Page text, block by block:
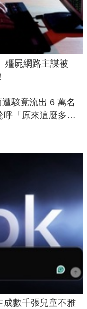
殭屍網路主謀被
遭駭竟流出 6 萬名
呼「原來這麼多人
成數千張兒童不雅